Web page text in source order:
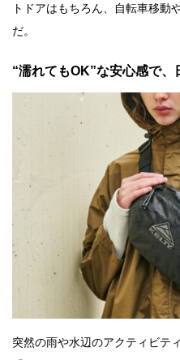
トドアはもちろん、自転車移動
だ。
“濡れてもOK”な安心感で、
突然の雨や水辺のアクティビテ